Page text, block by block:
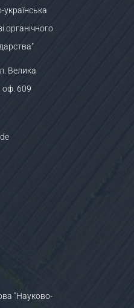
органічного
Велика
609
"Науково-